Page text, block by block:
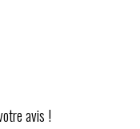
avis !